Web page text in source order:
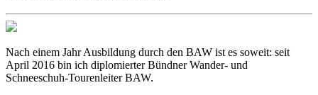
Nach einem Jahr Ausbildung durch den BAW ist es soweit: seit
April 2016 bin ich diplomierter Bündner Wander- und
Schneeschuh-Tourenleiter BAW.